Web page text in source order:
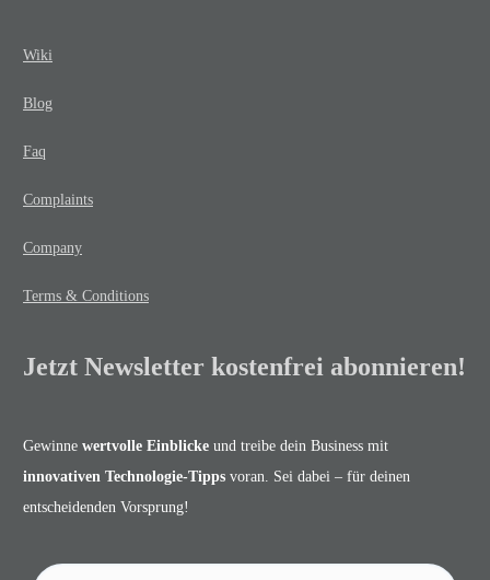
Wiki
Blog
Faq
Complaints
Company
Terms & Conditions
Jetzt Newsletter kostenfrei abonnieren!
Gewinne wertvolle Einblicke und treibe dein Business mit
innovativen Technologie-Tipps voran. Sei dabei – für deinen
entscheidenden Vorsprung!